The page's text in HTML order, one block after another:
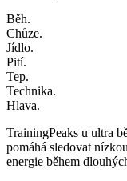
Běh.
Chůze.
Jídlo.
Pití.
Tep.
Technika.
Hlava.
TrainingPeaks u ultra
pomáhá sledovat
energie během